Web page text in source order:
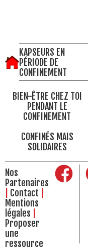
KAPSEURS EN
PÉRIODE DE
CONFINEMENT
BIEN-ÊTRE CHEZ TOI
PENDANT LE
CONFINEMENT
CONFINÉS MAIS
SOLIDAIRES
Nos
Partenaires
Contact
Mentions
légales
Proposer
une
ressource